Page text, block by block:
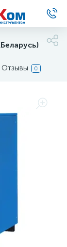
Отзывы 0